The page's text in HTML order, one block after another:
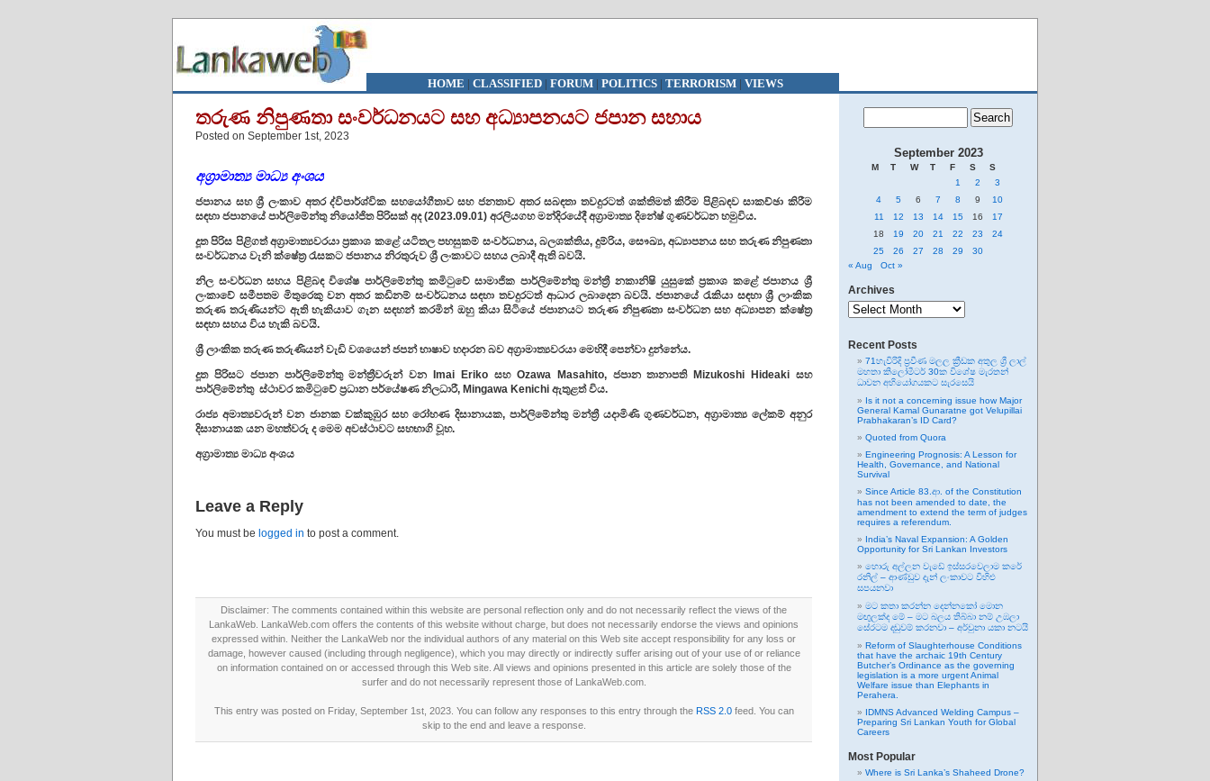
HOME | CLASSIFIED| FORUM| POLITICS | TERRORISM| VIEWS
තරුණ නිපුණතා සංවර්ධනයට සහ අධ්‍යාපනයට ජපාන සහාය
Posted on September 1st, 2023
අග්‍රාමාත්‍ය මාධ්‍ය අංශය
ජපානය සහ ශ්‍රී ලංකාව අතර ද්විපාර්ශ්වික සහයෝගීතාව සහ ජනතාව අතර සබඳතා තවදුරටත් ශක්තිමත් කිරීම පිළිබඳව සාකච්ඡා කිරීම
සඳහා ජපානයේ පාර්ලිමේන්තු නියෝජිත පිරිසක් අද (2023.09.01) අරලියගහ මන්දිරයේදී අග්‍රාමාත්‍ය දිනේෂ් ගුණවර්ධන හමුවිය.
දූත පිරිස පිළිගත් අග්‍රාමාත්‍යවරයා ප්‍රකාශ කළේ යටිතල පහසුකම් සංවර්ධනය,බලශක්තිය,දුම්රිය, සෞඛ්‍ය,අධ්‍යාපනය සහ තරුණ නිපුණතා
සංවර්ධනය වැනි ක්ෂේත්‍ර රැසකට ජපානය නිරතුරුව ශ්‍රී ලංකාවට සහය ලබාදී ඇති බවයි.
නිල සංවර්ධන සහය පිළිබඳ විශේෂ පාර්ලිමේන්තු කමිටුවේ සාමාජික පාර්ලිමේන්තු මන්ත්‍රී නකානිෂි යුසුකේ ප්‍රකාශ කළේ ජපානය ශ්‍රී
ලංකාවේ සමීපතම මිතුරෙකු වන අතර කඩිනම් සංවර්ධනය සඳහා තවදුරටත් ආධාර ලබාදෙන බවයි. ජපානයේ රැකියා සඳහා ශ්‍රී ලාංකික
තරුණ තරුණියන්ට ඇති හැකියාව ගැන සඳහන් කරමින් ඔහු කියා සිටියේ ජපානයට තරුණ නිපුණතා සංවර්ධන සහ අධ්‍යාපන ක්ෂේත්‍ර
සඳහා සහය විය හැකි බවයි.
ශ්‍රී ලාංකික තරුණ තරුණියන් වැඩි වශයෙන් ජපන් භාෂාව හදාරන බව අග්‍රාමාත්‍යවරයා මෙහිදී පෙන්වා දුන්නේය.
දූත පිරිසට ජපාන පාර්ලිමේන්තු මන්ත්‍රීවරුන් වන
Imai Eriko සහ Ozawa Masahito, ජපාන තානාපති Mizukoshi Hideakiසහ
පාර්ලිමේන්තු ස්ථාවර කමිටුවේ ප්‍රධාන පර්යේෂණ නිලධාරී, Mingawa Kenichi ඇතුළත් විය.
රාජ්‍ය අමාත්‍යවරුන් වන ජානක වක්කුඹුර සහ රෝහණ දිසානායක, පාර්ලිමේන්තු මන්ත්‍රී යදාමිණි ගුණවර්ධන, අග්‍රාමාත්‍ය ලේකම් අනුර
දිසානායක යන මහත්වරු ද මෙම අවස්ථාවට සහභාගි වූහ.
අග්‍රාමාත්‍ය මාධ්‍ය අංශය
Leave a Reply
You must be logged in to post a comment.
Disclaimer: The comments contained within this website are personal reflection only and do not necessarily reflect the views of the
LankaWeb. LankaWeb.com offers the contents of this website without charge, but does not necessarily endorse the views and opinions
expressed within. Neither the LankaWeb nor the individual authors of any material on this Web site accept responsibility for any loss or
damage, however caused (including through negligence), which you may directly or indirectly suffer arising out of your use of or reliance
on information contained on or accessed through this Web site. All views and opinions presented in this article are solely those of the
surfer and do not necessarily represent those of LankaWeb.com.
This entry was posted on Friday, September 1st, 2023. You can follow any responses to this entry through the RSS 2.0feed. You can
skip to the end and leave a response.
September 2023
M T W T F S
S
1
2
3
4
5 6 7 8 9
10
11
12 13 14 15 16
17
18
19 20 21 22 23
24
25
26 27 28 29
30
« Aug
Oct »
Archives
Archives
Recent Posts
71හැවිරිදි ප්‍රවීණ මලල ක්‍රීඩක අතුල ශ්‍රී ලාල්
මහතා කිලෝමීටර් 30ක විශේෂ මැරතන්
ධාවන අභියෝගයකට සැරසෙයි
Is it not a concerning issue how Major
General Kamal Gunaratne got Velupillai
Prabhakaran’s ID Card?
Quoted from Quora
Engineering Prognosis: A Lesson for
Health, Governance, and National
Survival
Since Article 83.ආ. of the Constitution
has not been amended to date, the
amendment to extend the term of judges
requires a referendum.
India’s Naval Expansion: A Golden
Opportunity for Sri Lankan Investors
හොරු අල්ලන වැඩේ ඉස්සරවෙලාම කරේ
රනිල් – ආණ්ඩුව දැන් ලංකාවට විහිළු
සපයනවා
මට කතා කරන්න දෙන්නකෝ මොන
මඟුලක්ද මේ – මට බලය තිබ්බා නම් උඹලා
සේරටම දඬුවම් කරනවා – අර්චුනා යකා නටයි
Reform of Slaughterhouse Conditions
that have the archaic 19th Century
Butcher’s Ordinance as the governing
legislation is a more urgent Animal
Welfare issue than Elephants in
Perahera.
IDMNS Advanced Welding Campus –
Preparing Sri Lankan Youth for Global
Careers
Most Popular
Where is Sri Lanka’s Shaheed Drone?